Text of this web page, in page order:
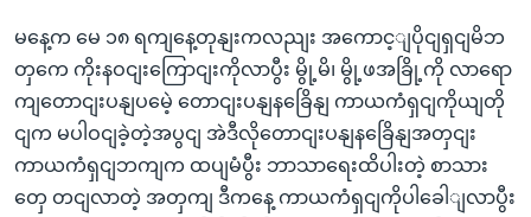
မနေ့က မေ ၁၈ ရကျနေ့တုနျးကလညျး အကောင့ျပိုငျရှငျမိဘ
တှကေ ကိုးနဝငျးကြောငျးကိုလာပွီး မွို့မိ၊ မွို့ဖအခြို့ကို လာရော
ကျတောငျးပနျပမေဲ့ တောငျးပနျနခြေိနျ ကာယကံရှငျကိုယျတို
ငျက မပါဝငျခဲ့တဲ့အပွငျ အဲဒီလိုတောငျးပနျနခြေိနျအတှငျး
ကာယကံရှငျဘကျက ထပျမံပွီး ဘာသာရေးထိပါးတဲ့ စာသား
တှေ တငျလာတဲ့ အတှကျ ဒီကနေ့ ကာယကံရှငျကိုပါခေါျလာပွီး